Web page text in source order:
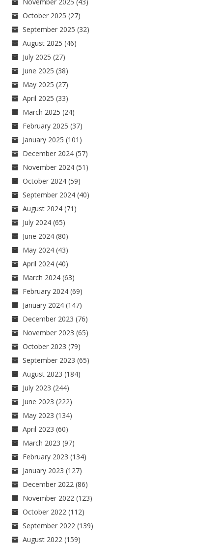
October 2025 (27)
September 2025 (32)
August 2025 (46)
July 2025 (27)
June 2025 (38)
May 2025 (27)
April 2025 (33)
March 2025 (24)
February 2025 (37)
January 2025 (101)
December 2024 (57)
November 2024 (51)
October 2024 (59)
September 2024 (40)
August 2024 (71)
July 2024 (65)
June 2024 (80)
May 2024 (43)
April 2024 (40)
March 2024 (63)
February 2024 (69)
January 2024 (147)
December 2023 (76)
November 2023 (65)
October 2023 (79)
September 2023 (65)
August 2023 (184)
July 2023 (244)
June 2023 (222)
May 2023 (134)
April 2023 (60)
March 2023 (97)
February 2023 (134)
January 2023 (127)
December 2022 (86)
November 2022 (123)
October 2022 (112)
September 2022 (139)
August 2022 (159)